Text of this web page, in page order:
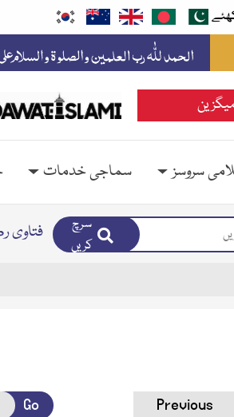
سروسز سماجی خدمات
فتاوی
سرچ
کریں
Go Previous